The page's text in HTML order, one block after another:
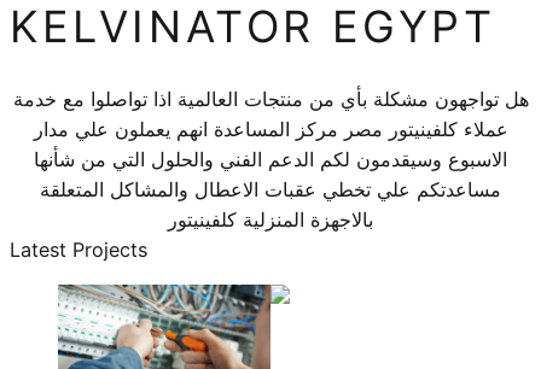
KELVINATOR EGYPT
هل تواجهون مشكلة بأي من منتجات العالمية اذا تواصلوا مع خدمة
عملاء كلفينيتور مصر مركز المساعدة انهم يعملون علي مدار
الاسبوع وسيقدمون لكم الدعم الفني والحلول التي من شأنها
مساعدتكم علي تخطي عقبات الاعطال والمشاكل المتعلقة
بالاجهزة المنزلية كلفينيتور
Latest Projects